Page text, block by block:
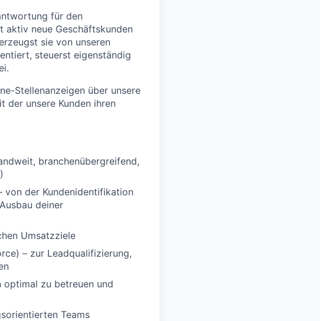
für den
aktiv neue Geschäftskunden
sie von unseren
steuerst eigenständig
Stellenanzeigen über unsere
der unsere Kunden ihren
branchenübergreifend,
von der Kundenidentifikation
deiner
Umsatzziele
– zur Leadqualifizierung,
optimal zu betreuen und
Teams